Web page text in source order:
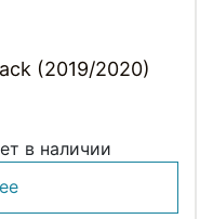
(2019/2020)
в наличии